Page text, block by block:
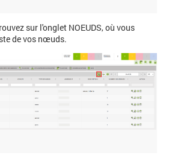
sur l'onglet NOEUDS, où vous
de vos nœuds.